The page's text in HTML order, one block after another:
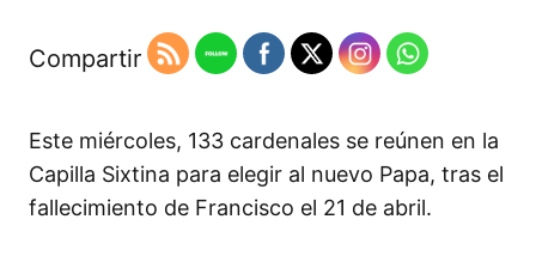
Compartir
Este miércoles, 133 cardenales se reúnen en la
Capilla Sixtina para elegir al nuevo Papa, tras el
fallecimiento de Francisco el 21 de abril.